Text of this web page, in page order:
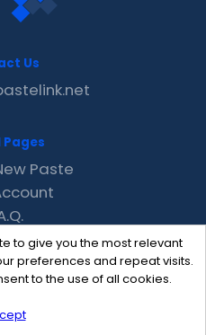
to give you the most relevant
preferences and repeat visits.
to the use of all cookies.
Us
Pages
Paste